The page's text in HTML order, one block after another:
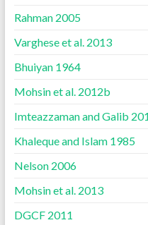
Rahman 2005
Varghese et al. 2013
Bhuiyan 1964
Mohsin et al. 2012b
Imteazzaman and Galib
Khaleque and Islam 1985
Nelson 2006
Mohsin et al. 2013
DGCF 2011